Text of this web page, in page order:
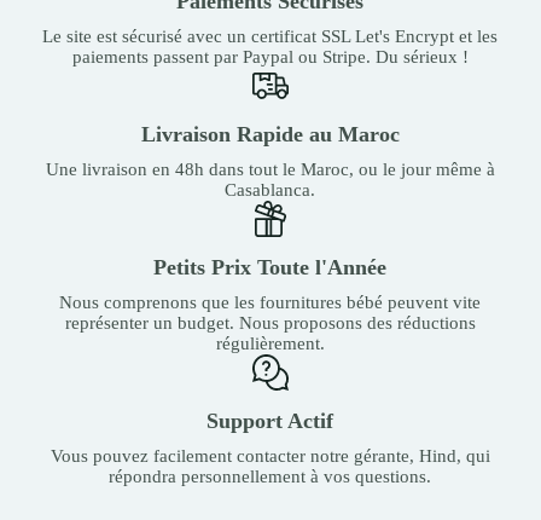
Le site est sécurisé avec un certificat SSL Let's Encrypt et les
paiements passent par Paypal ou Stripe. Du sérieux !
Livraison Rapide au Maroc
Une livraison en 48h dans tout le Maroc, ou le jour même à
Casablanca.
Petits Prix Toute l'Année
Nous comprenons que les fournitures bébé peuvent vite
représenter un budget. Nous proposons des réductions
régulièrement.
Support Actif
Vous pouvez facilement contacter notre gérante, Hind, qui
répondra personnellement à vos questions.